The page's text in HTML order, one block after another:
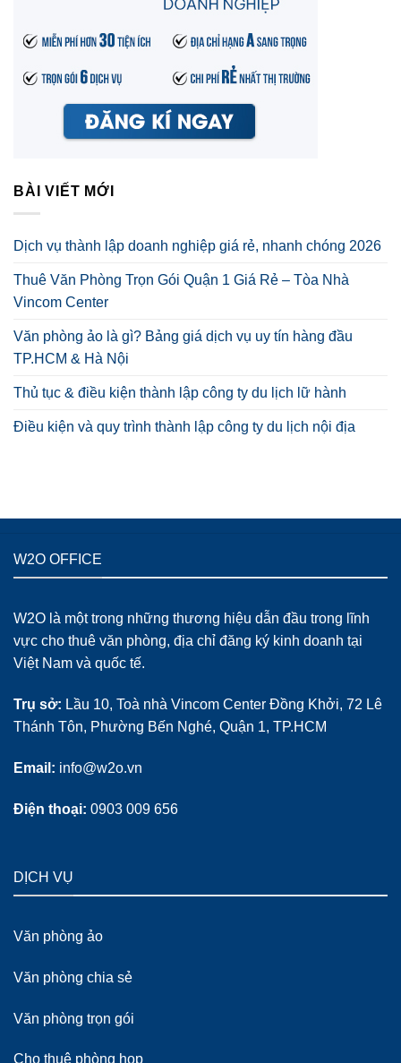
BÀI VIẾT MỚI
Dịch vụ thành lập doanh nghiệp giá rẻ, nhanh chóng 2026
Thuê Văn Phòng Trọn Gói Quận 1 Giá Rẻ – Tòa Nhà
Vincom Center
Văn phòng ảo là gì? Bảng giá dịch vụ uy tín hàng đầu
TP.HCM & Hà Nội
Thủ tục & điều kiện thành lập công ty du lịch lữ hành
Điều kiện và quy trình thành lập công ty du lịch nội địa
W2O OFFICE
W2O là một trong những thương hiệu dẫn đầu trong lĩnh
vực cho thuê văn phòng, địa chỉ đăng ký kinh doanh tại
Việt Nam và quốc tế.
Trụ sở: Lầu 10, Toà nhà Vincom Center Đồng Khởi, 72 Lê
Thánh Tôn, Phường Bến Nghé, Quận 1, TP.HCM
Email: info@w2o.vn
Điện thoại: 0903 009 656
DỊCH VỤ
Văn phòng ảo
Văn phòng chia sẻ
Văn phòng trọn gói
Cho thuê phòng họp